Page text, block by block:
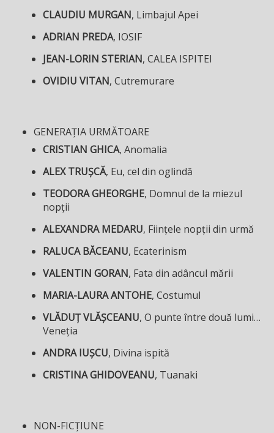
CLAUDIU MURGAN, Limbajul Apei
ADRIAN PREDA, IOSIF
JEAN-LORIN STERIAN, CALEA ISPITEI
OVIDIU VITAN, Cutremurare
GENERAȚIA URMĂTOARE
CRISTIAN GHICA, Anomalia
ALEX TRUȘCĂ, Eu, cel din oglindă
TEODORA GHEORGHE, Domnul de la miezul
nopții
ALEXANDRA MEDARU, Ființele nopții din urmă
RALUCA BĂCEANU, Ecaterinism
VALENTIN GORAN, Fata din adâncul mării
MARIA-LAURA ANTOHE, Costumul
VLĂDUȚ VLĂȘCEANU, O punte între două lumi…
Veneția
ANDRA IUȘCU, Divina ispită
CRISTINA GHIDOVEANU, Tuanaki
NON-FICȚIUNE